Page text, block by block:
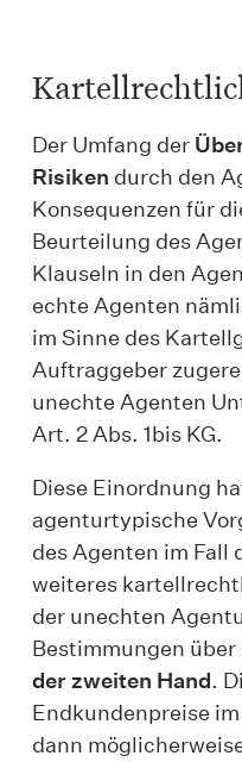
Der Umfang der
Risiken durch den
Konsequenzen für
Beurteilung des
Klauseln in den
echte Agenten
im Sinne des
Auftraggeber
unechte Agenten
Art. 2 Abs. 1bis KG.
Diese Einordnung
agenturtypische
des Agenten im Fall
weiteres
der unechten
Bestimmungen über
der zweiten Hand.
Endkundenpreise
dann